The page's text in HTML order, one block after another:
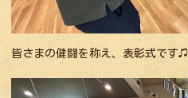
皆さまの健闘を称え、表彰式です♫